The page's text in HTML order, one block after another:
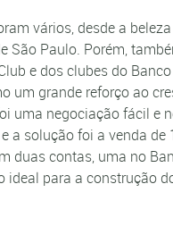
vários, desde a
São Paulo. Porém,
e dos clubes do
um grande reforço ao
uma negociação fácil e
a solução foi a venda
duas contas, uma no
ideal para a construção